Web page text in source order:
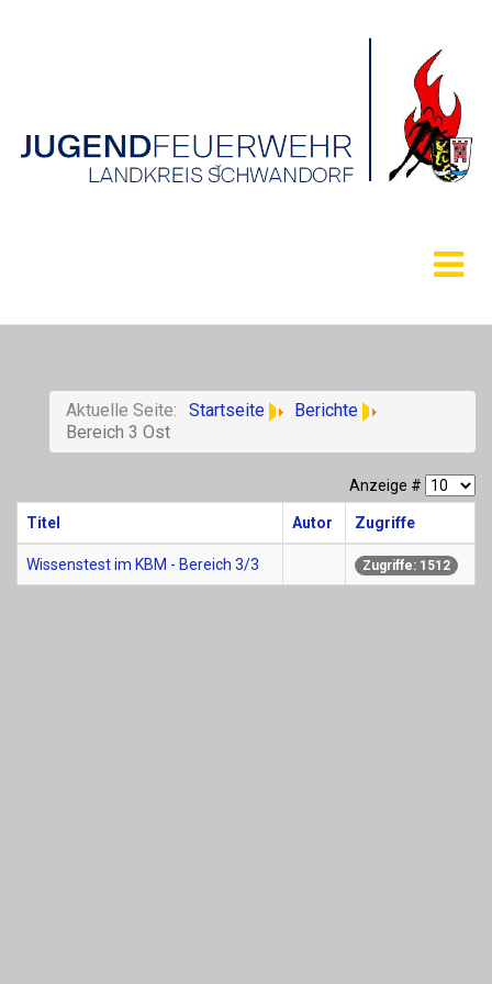
Aktuelle Seite: Startseite
Berichte
Bereich 3 Ost
Anzeige #
Titel Autor Zugriffe
Wissenstest im KBM - Bereich 3/3 Zugriffe: 1512